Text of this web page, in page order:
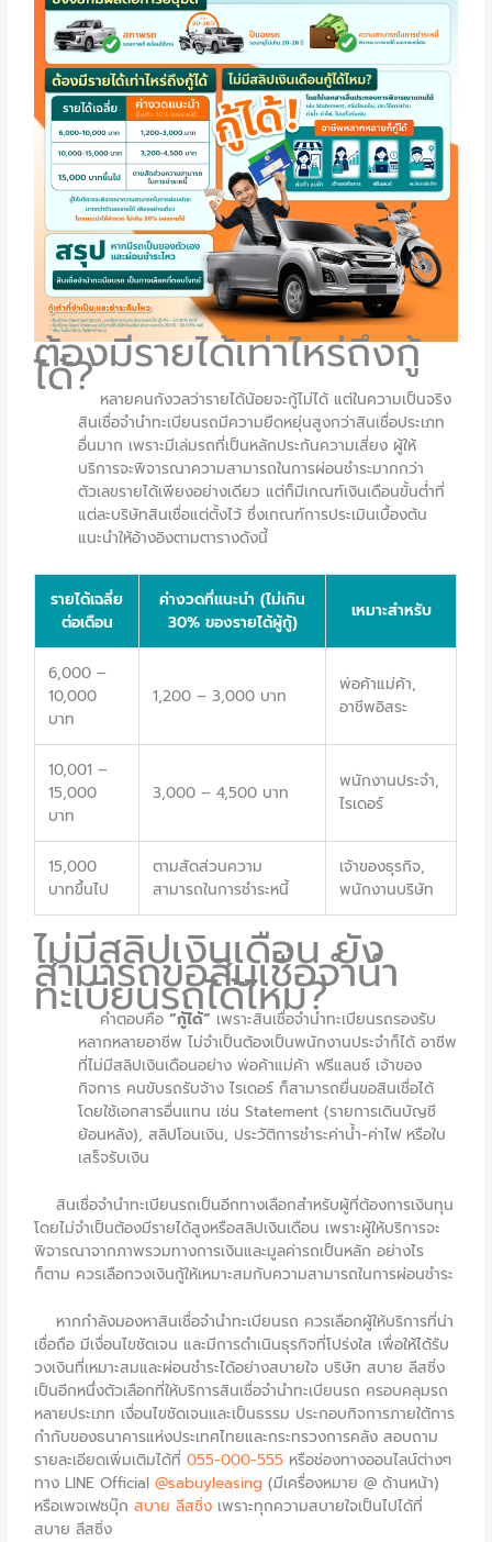
ต้องมีรายได้เท่าไหร่ถึงกู้
ได้?หลายคนกังวลว่ารายได้น้อยจะกู้ไม่ได้ แต่ในความเป็นจริง
สินเชื่อจำนำทะเบียนรถมีความยืดหยุ่นสูงกว่าสินเชื่อประเภท
อื่นมาก เพราะมีเล่มรถที่เป็นหลักประกันความเสี่ยง ผู้ให้
บริการจะพิจารณาความสามารถในการผ่อนชำระมากกว่า
ตัวเลขรายได้เพียงอย่างเดียว แต่ก็มีเกณฑ์เงินเดือนขั้นต่ำที่
แต่ละบริษัทสินเชื่อแต่ตั้งไว้ ซึ่งเกณฑ์การประเมินเบื้องต้น
แนะนำให้อ้างอิงตามตารางดังนี้
รายได้เฉลี่ย
ต่อเดือน
ค่างวดที่แนะนำ (ไม่เกิน
30% ของรายได้ผู้กู้)
เหมาะสำหรับ
6,000 –
10,000
บาท
1,200 – 3,000 บาท
พ่อค้าแม่ค้า,
อาชีพอิสระ
10,001 –
15,000
บาท
3,000 – 4,500 บาท
พนักงานประจำ,
ไรเดอร์
15,000
บาทขึ้นไป
ตามสัดส่วนความ
สามารถในการชำระหนี้
เจ้าของธุรกิจ,
พนักงานบริษัท
ไม่มีสลิปเงินเดือน ยัง
สามารถขอสินเชื่อจำนำ
ทะเบียนรถได้ไหม?
คำตอบคือ“กู้ได้” เพราะสินเชื่อจำนำทะเบียนรถรองรับ
หลากหลายอาชีพ ไม่จำเป็นต้องเป็นพนักงานประจำก็ได้ อาชีพ
ที่ไม่มีสลิปเงินเดือนอย่าง พ่อค้าแม่ค้า ฟรีแลนซ์ เจ้าของ
กิจการ คนขับรถรับจ้าง ไรเดอร์ ก็สามารถยื่นขอสินเชื่อได้
โดยใช้เอกสารอื่นแทน เช่น Statement (รายการเดินบัญชี
ย้อนหลัง), สลิปโอนเงิน, ประวัติการชำระค่าน้ำ-ค่าไฟ หรือใบ
เสร็จรับเงิน
สินเชื่อจำนำทะเบียนรถเป็นอีกทางเลือกสำหรับผู้ที่ต้องการเงินทุน
โดยไม่จำเป็นต้องมีรายได้สูงหรือสลิปเงินเดือน เพราะผู้ให้บริการจะ
พิจารณาจากภาพรวมทางการเงินและมูลค่ารถเป็นหลัก อย่างไร
ก็ตาม ควรเลือกวงเงินกู้ให้เหมาะสมกับความสามารถในการผ่อนชำระ
หากกำลังมองหาสินเชื่อจำนำทะเบียนรถ ควรเลือกผู้ให้บริการที่น่า
เชื่อถือ มีเงื่อนไขชัดเจน และมีการดำเนินธุรกิจที่โปร่งใส เพื่อให้ได้รับ
วงเงินที่เหมาะสมและผ่อนชำระได้อย่างสบายใจ บริษัท สบาย ลีสซิ่ง
เป็นอีกหนึ่งตัวเลือกที่ให้บริการสินเชื่อจำนำทะเบียนรถ ครอบคลุมรถ
หลายประเภท เงื่อนไขชัดเจนและเป็นธรรม ประกอบกิจการภายใต้การ
กำกับของธนาคารแห่งประเทศไทยและกระทรวงการคลัง สอบถาม
รายละเอียดเพิ่มเติมได้ที่055-000-555 หรือช่องทางออนไลน์ต่างๆ
ทาง LINE Official @sabuyleasing (มีเครื่องหมาย @ ด้านหน้า)
หรือเพจเฟซบุ๊กสบาย ลีสซิ่ง เพราะทุกความสบายใจเป็นไปได้ที่
สบาย ลีสซิ่ง